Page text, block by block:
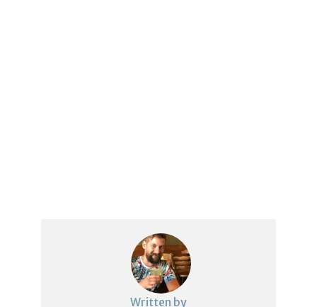
Written by